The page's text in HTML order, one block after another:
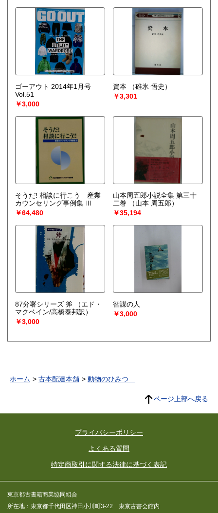
ゴーアウト 2014年1月号
Vol.51
￥3,000
資本
（碓氷 悟史）
￥3,301
そうだ! 相談に行こう 産業
カウンセリング事例集 Ⅲ
￥64,480
山本周五郎小説全集 第三十
二巻
（山本 周五郎）
￥35,194
87分署シリーズ 斧
（エド・
マクベイン/高橋泰邦訳）
￥3,000
智謀の人
￥3,000
ホーム 古本配達本舗 動物のひみつ
ページ上部へ戻る
プライバシーポリシー
よくある質問
特定商取引に関する法律に基づく表記
東京都古書籍商業協同組合
所在地：東京都千代田区神田小川町3-22 東京古書会館内